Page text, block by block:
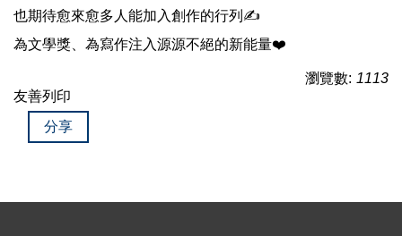
也期待愈來愈多人能加入創作的行列✍️​
為文學獎、為寫作注入源源不絕的新能量❤️​
瀏覽數: 1113
友善列印
分享